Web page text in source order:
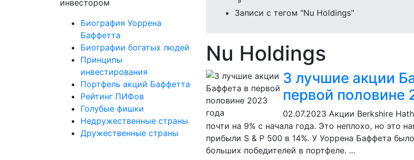
инвестором
Биография Уоррена
Баффетта
Биографии богатых людей
Принципы
инвестирования
Портфель акций Баффетта
Рейтинг ПИФов
Голубые фишки
Недружественные страны
Дружественные страны
Записи с тегом "Nu Holdings"
Nu Holdings
3 лучшие акции
первой половине
02.07.2023 Акции Berkshire
почти на 9% с начала года. Это неплохо, но это
прибыли S & P 500 в 14%. У Уоррена Баффета
больших победителей в портфеле. ...